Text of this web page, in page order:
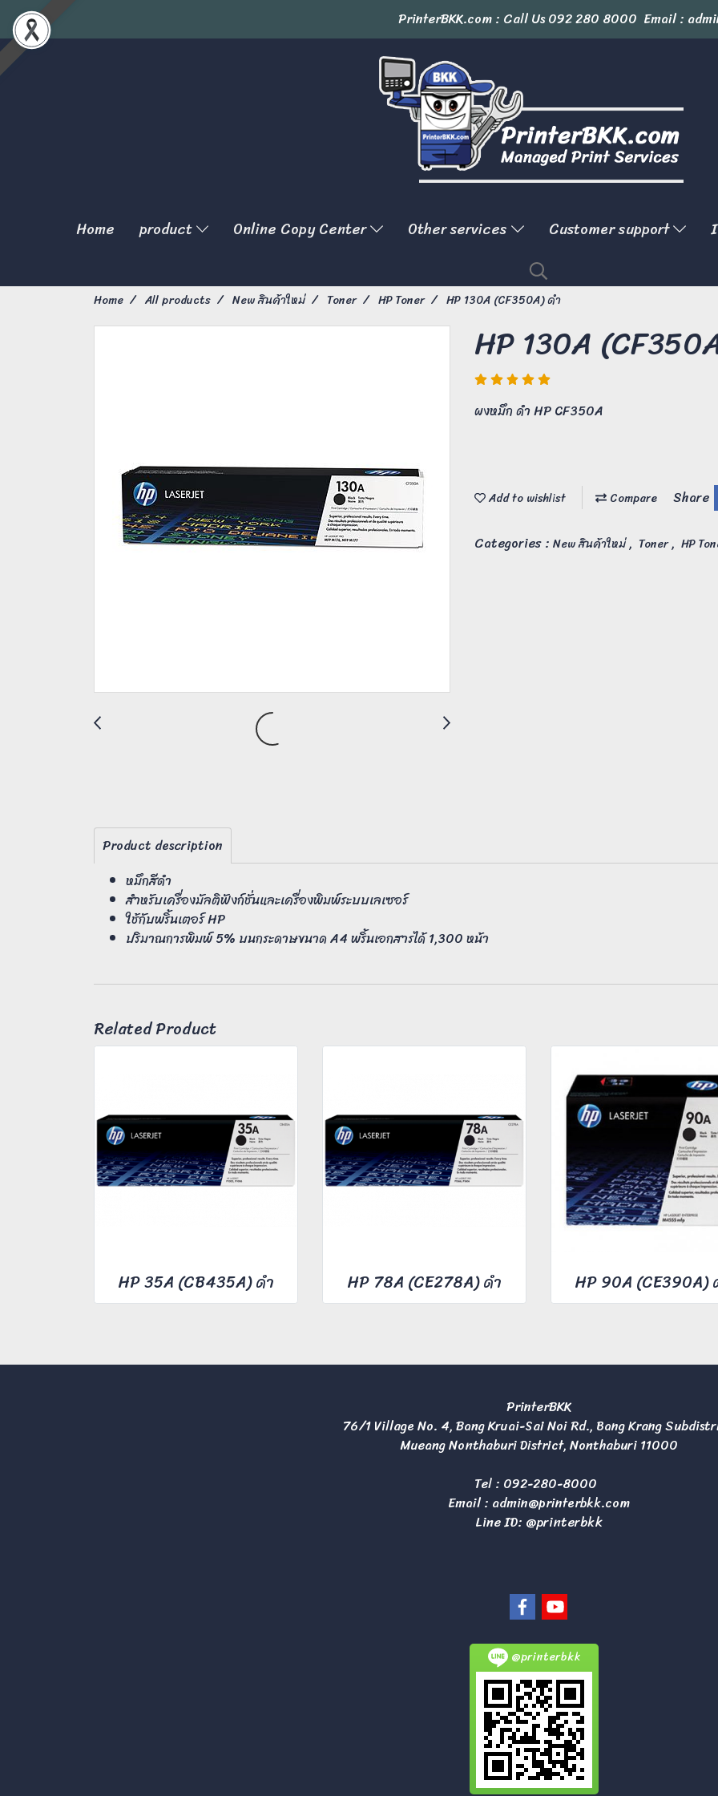
PrinterBKK.com : Call Us092 280 8000 Email :
Home product Online Copy Center Other services Customer support
Home All products New สินค้าใหม่ Toner HP Toner HP 130A (CF350A) ดำ
HP 130A
ผงหมึก ดำ HP CF350A
Add to wishlist Compare
Share
Categories : New สินค้าใหม่, Toner, HP
Product description
หมึกสีดำ
สำหรับเครื่องมัลติฟังก์ชั่นและเครื่องพิมพ์ระบบเลเซอร์
ใช้กับพริ้นเตอร์ HP
ปริมาณการพิมพ์ 5% บนกระดาษขนาด A4 พริ้นเอกสารได้ 1,300 หน้า
Related Product
HP 35A (CB435A) ดำ HP 78A (CE278A) ดำ HP 90A (CE390A)
PrinterBKK
76/1 Village No. 4, Bang Kruai-Sai Noi Rd., Bang Krang
Mueang Nonthaburi District, Nonthaburi 11000
Tel : 092-280-8000
Email : admin@printerbkk.com
Line ID: @printerbkk
@printerbkk